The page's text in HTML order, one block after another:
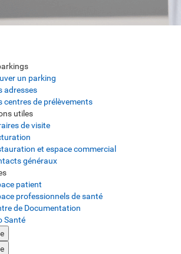
un parking
adresses
centres de prélèvements
utiles
de visite
et espace commercial
généraux
patient
professionnels de santé
de Documentation
Santé